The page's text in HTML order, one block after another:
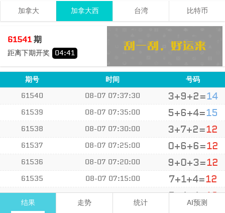
加拿大 加拿大西 台湾 比特币
61541期
距离下期开奖 04:41
5 + 7 5 17
期号 时间
号码
61540
08-07 07:37:30 3+9+2=14
61539 08-07 07:35:00 5+6+4=15
61538 08-07 07:30:00 3+7+2=12
61537 08-07 07:25:00 0+6+6=12
61536 08-07 07:20:00 9+0+3=12
61535 08-07 07:15:00 7+1+4=12
61534 08-07 07:10:00 5+4+4=13
结果 走势 统计 AI预测